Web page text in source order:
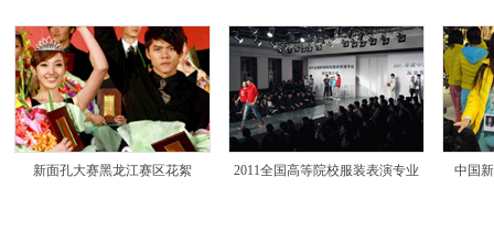
新面孔大赛黑龙江赛区花絮 2011全国高等院校服装表演专业 中国